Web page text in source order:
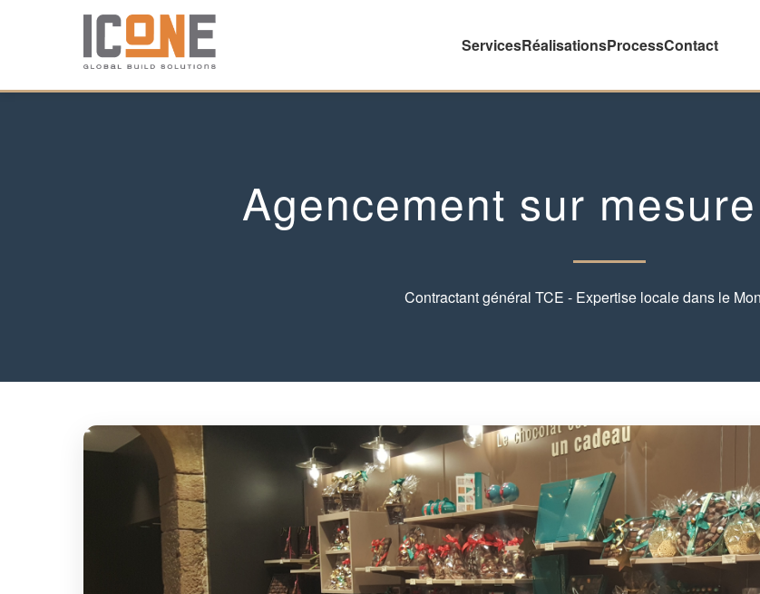
ServicesRéalisationsProcessContact
Agencement sur
Contractant général TCE - Expertise locale dans le